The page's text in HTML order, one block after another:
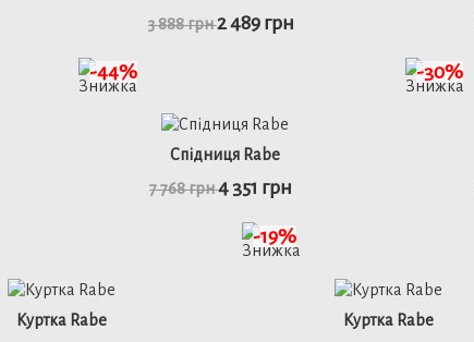
48 50 52
детальніше
3 888 грн2 489 грн
Спідниця Rabe
7 768 грн4 351 грн
-44% -30%
Куртка Rabe
Куртка Rabe
-19%